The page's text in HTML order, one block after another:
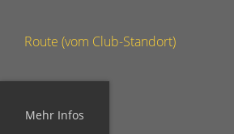
Mehr Infos
Route (vom Club-Standort)